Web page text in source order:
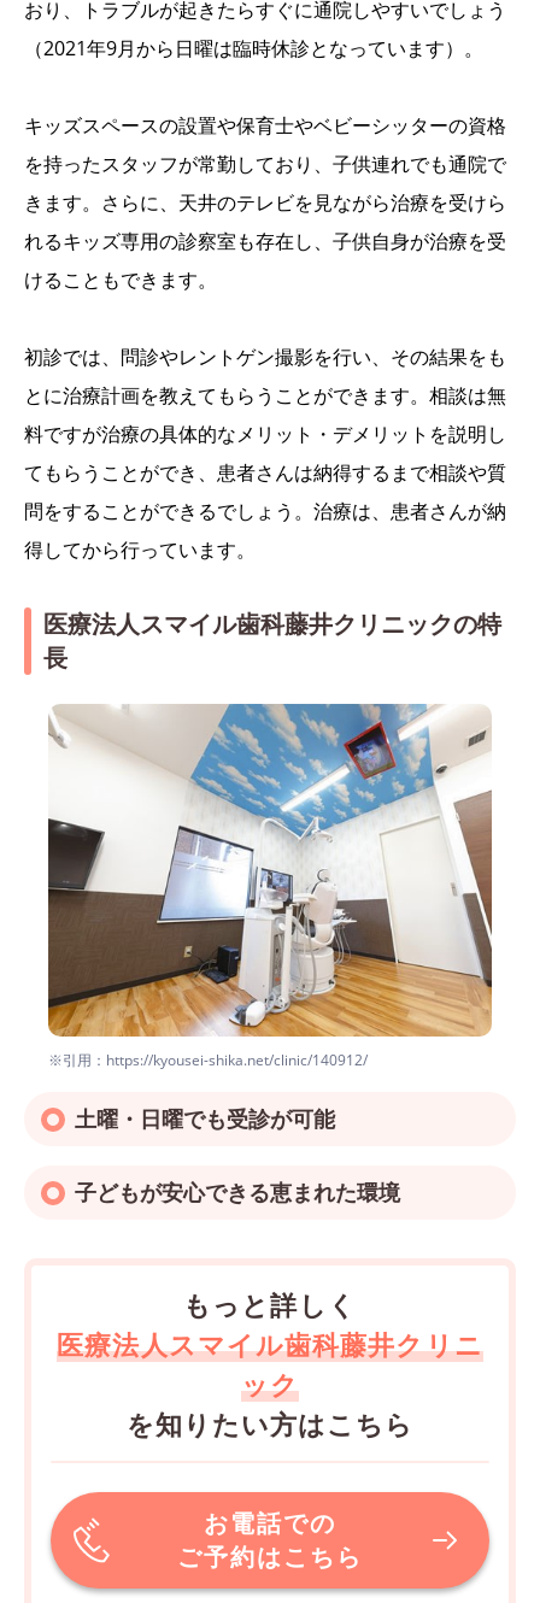
おり、トラブルが起きたらすぐに通院しやすいでしょう
（2021年9月から日曜は臨時休診となっています）。
キッズスペースの設置や保育士やベビーシッターの資格
を持ったスタッフが常勤しており、子供連れでも通院で
きます。さらに、天井のテレビを見ながら治療を受けら
れるキッズ専用の診察室も存在し、子供自身が治療を受
けることもできます。
初診では、問診やレントゲン撮影を行い、その結果をも
とに治療計画を教えてもらうことができます。相談は無
料ですが治療の具体的なメリット・デメリットを説明し
てもらうことができ、患者さんは納得するまで相談や質
問をすることができるでしょう。治療は、患者さんが納
得してから行っています。
医療法人スマイル歯科藤井クリニックの特
長
※引用：https://kyousei-shika.net/clinic/140912/
土曜・日曜でも受診が可能
子どもが安心できる恵まれた環境
もっと詳しく
医療法人スマイル歯科藤井クリニ
ック
を知りたい方はこちら
お電話での
ご予約はこちら